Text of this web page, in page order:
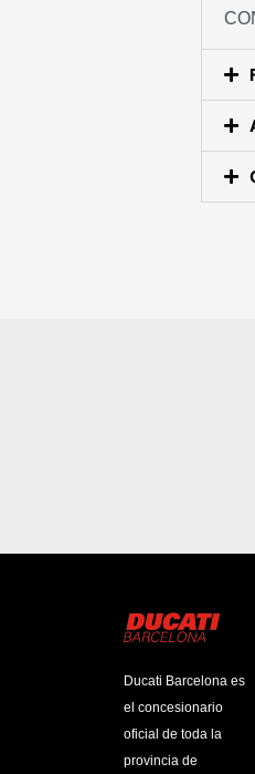
Ducati Barcelona es
el concesionario
oficial de toda la
provincia de